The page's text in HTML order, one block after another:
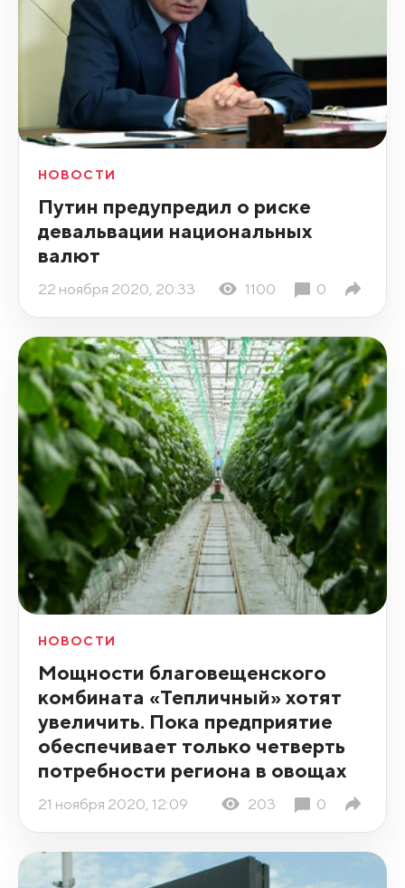
НОВОСТИ
Путин предупредил о риске
девальвации национальных
валют
22 ноября 2020, 20:33 1100 0
НОВОСТИ
Мощности благовещенского
комбината «Тепличный» хотят
увеличить. Пока предприятие
обеспечивает только четверть
потребности региона в овощах
21 ноября 2020, 12:09 203 0